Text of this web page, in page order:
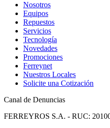
Nosotros
Equipos
Repuestos
Servicios
Tecnología
Novedades
Promociones
Ferreynet
Nuestros Locales
Solicite una Cotización
Canal de Denuncias
FERREYROS S.A. - RUC: